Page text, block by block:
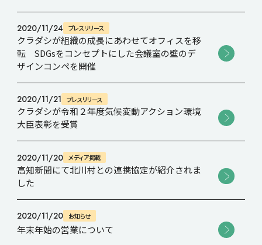
Contact
2020/11/24 プレスリリース
クラダシが組織の成長にあわせてオフィスを移
転 SDGsをコンセプトにした会議室の壁のデ
ザインコンペを開催
2020/11/21 プレスリリース
クラダシが令和２年度気候変動アクション環境
大臣表彰を受賞
2020/11/20 メディア掲載
高知新聞にて北川村との連携協定が紹介されま
した
2020/11/20 お知らせ
年末年始の営業について